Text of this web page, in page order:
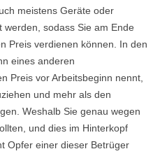
meistens Geräte oder
sodass Sie am Ende
Preis verdienen können. In den
eines anderen
Preis vor Arbeitsbeginn nennt,
und mehr als den
Weshalb Sie genau wegen
und dies im Hinterkopf
Opfer einer dieser Betrüger